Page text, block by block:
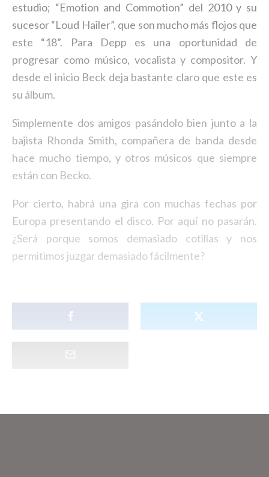
estudio; “Emotion and Commotion” del 2010 y su
sucesor “Loud Hailer”, que son mucho más flojos que
este “18”. Para Depp es una oportunidad de
progresar como músico, vocalista y compositor. Y
desde el inicio Beck deja bastante claro que este es
su álbum.
Simplemente dos amigos pasándolo bien junto a la
bajista Rhonda Smith, compañera de banda desde
hace mucho tiempo, y otros músicos que siempre
están con Becko.
Por cierto, habrá una gira con muchas fechas por
Europa presentando el disco. Por aquí no pasarán.
¿Será porque somos demasiado cotillas y nos
permitimos juzgar demasiado fácilmente?